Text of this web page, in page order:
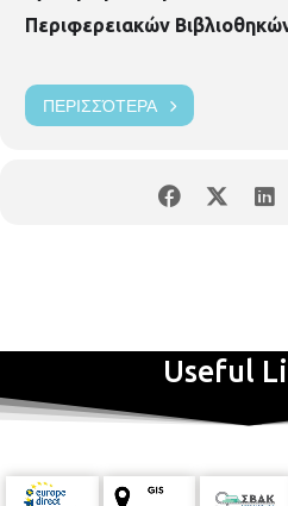
Περιφερειακών
ΠΕΡΙΣΣΌΤΕΡΑ
Useful